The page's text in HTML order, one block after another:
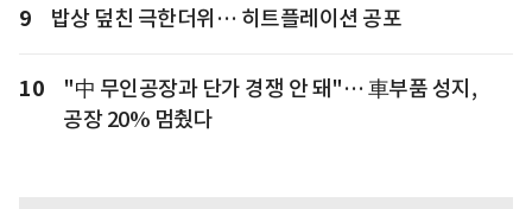
9 밥상 덮친 극한더위… 히트플레이션 공포
10
"中 무인공장과 단가 경쟁 안 돼"… 車부품 성지,
공장 20% 멈췄다